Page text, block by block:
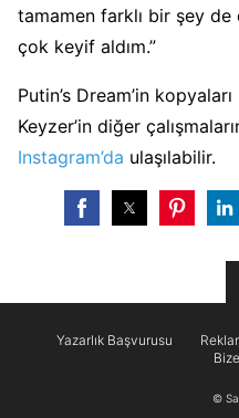
tamamen farklı bir şey
çok keyif aldım.”
Putin’s Dream’in kopyaları
Keyzer’in diğer
Instagram’da ulaşılabilir.
Yazarlık Başvurusu
©